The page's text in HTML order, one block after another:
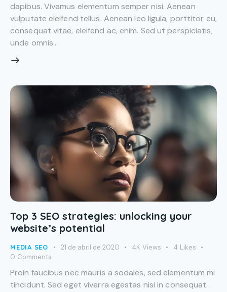
dapibus. Vivamus elementum semper nisi. Aenean
vulputate eleifend tellus. Aenean leo ligula, porttitor eu,
consequat vitae, eleifend ac, enim. Sed ut perspiciatis,
unde omnis…
Top 3 SEO strategies: unlocking your
website’s potential
MEDIA SEO 21 de abril de 2020 4K Views 4 Likes
0 Comments
Proin faucibus nec mauris a sodales, sed elementum mi
tincidunt. Sed eget viverra egestas nisi in consequat.